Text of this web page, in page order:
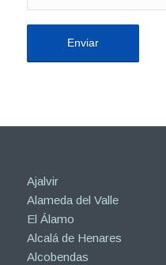
Ajalvir
Alameda del Valle
El Álamo
Alcalá de Henares
Alcobendas